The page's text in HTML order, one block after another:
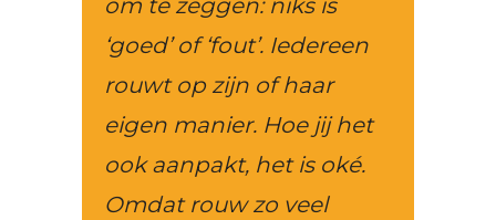
om te zeggen: niks is
‘goed’ of ‘fout’. Iedereen
rouwt op zijn of haar
eigen manier. Hoe jij het
ook aanpakt, het is oké.
Omdat rouw zo veel